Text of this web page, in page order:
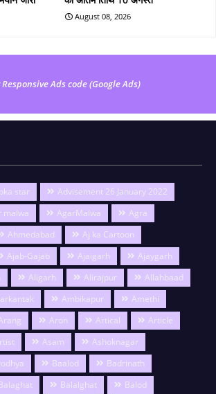
August 08, 2026
Responsive Ads code (Google Ads)
star
Advisement 26 January 2022
malwa AgarMalwa
Agra
Ahmedabad
Aj ka Cartoon
Ajab-Gajab Ajaigarh
Ajaygarh
Aligarh Alirajpur
Allahbaad
Ambikapur
Amethi
Aron Artical
Article
Asam
Ashoknagar
Baalod
Badrinath
Balalghat
Balod